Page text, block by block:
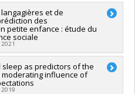
de recherches en sciences
à l’appui des
et du personnel de
et de
des
petite enfance : étude du
sociale
de recherches en sciences
as predictors of the
influence of